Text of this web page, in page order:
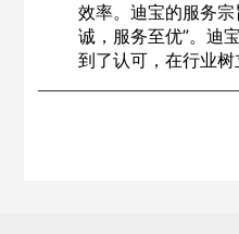
效率。迪宝的服务
诚，服务至优”。迪
到了认可，在行业树